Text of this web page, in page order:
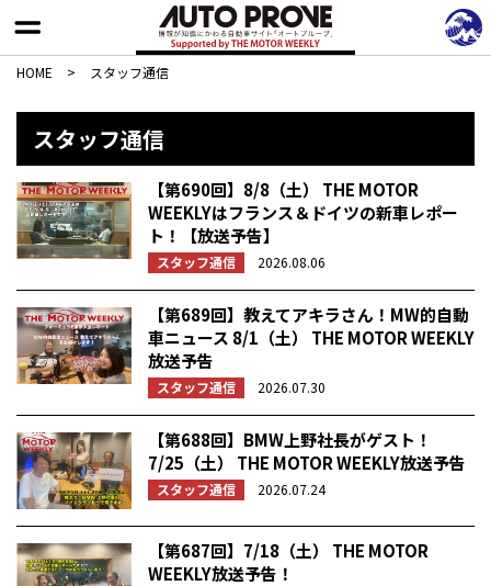
HOME > スタッフ通信
スタッフ通信
【第690回】8/8（土） THE MOTOR
WEEKLYはフランス＆ドイツの新車レポー
ト！【放送予告】
スタッフ通信 2026.08.06
【第689回】教えてアキラさん！MW的自動
車ニュース 8/1（土） THE MOTOR WEEKLY
放送予告
スタッフ通信 2026.07.30
【第688回】BMW上野社長がゲスト！
7/25（土） THE MOTOR WEEKLY放送予告
スタッフ通信 2026.07.24
【第687回】7/18（土） THE MOTOR
WEEKLY放送予告！